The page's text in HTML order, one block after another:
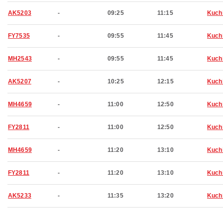
AK5203 - 09:25 11:15
FY7535 - 09:55 11:45
MH2543 - 09:55 11:45
AK5207 - 10:25 12:15
MH4659 - 11:00 12:50
FY2811 - 11:00 12:50
MH4659 - 11:20 13:10
FY2811 - 11:20 13:10
AK5233 - 11:35 13:20